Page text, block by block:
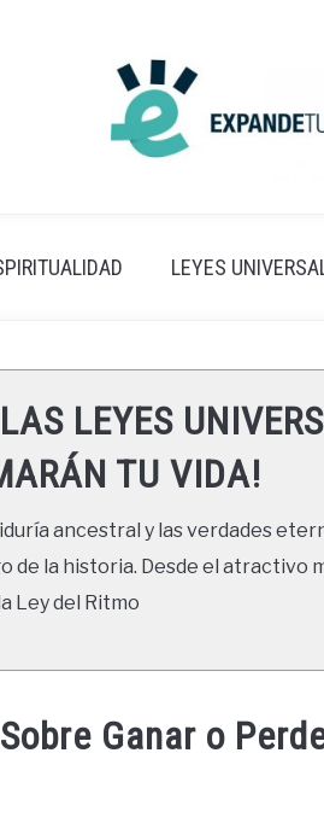
LEYES
LEYES
TU VIDA!
ancestral y las verdades
de la historia. Desde el atractivo
Ley del Ritmo
Ganar o